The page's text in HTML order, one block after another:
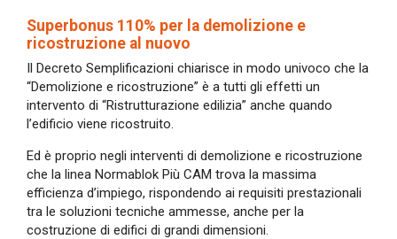
Superbonus 110% per la demolizione e
ricostruzione al nuovo
Il Decreto Semplificazioni chiarisce in modo univoco che la
“Demolizione e ricostruzione” è a tutti gli effetti un
intervento di “Ristrutturazione edilizia” anche quando
l’edificio viene ricostruito.
Ed è proprio negli interventi di demolizione e ricostruzione
che la linea Normablok Più CAM trova la massima
efficienza d’impiego, rispondendo ai requisiti prestazionali
tra le soluzioni tecniche ammesse, anche per la
costruzione di edifici di grandi dimensioni.